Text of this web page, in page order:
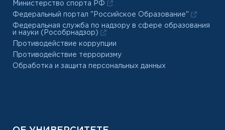
Министерство спорта РФ
Федеральный портал "Российское Образование"
Федеральная служба по надзору в сфере образования
и науки (Рособрнадзор)
Противодействие коррупции
Противодействие терроризму
Обработка и защита персональных данных